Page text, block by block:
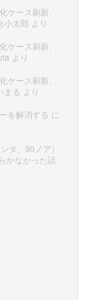
ケース刷新、
小太郎 より
ケース刷新、
より
ケース刷新、
まる より
を解消する に
タ、90ノア）
かなかった話